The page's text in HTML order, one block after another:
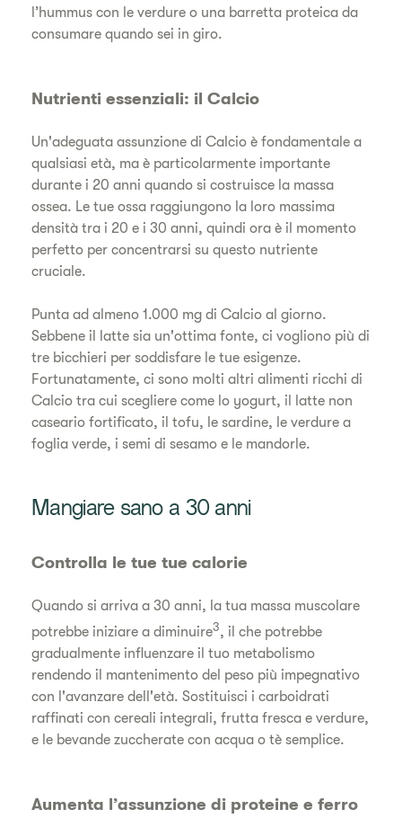
l’hummus con le verdure o una barretta proteica da
consumare quando sei in giro.
Nutrienti essenziali: il Calcio
Un'adeguata assunzione di Calcio è fondamentale a
qualsiasi età, ma è particolarmente importante
durante i 20 anni quando si costruisce la massa
ossea. Le tue ossa raggiungono la loro massima
densità tra i 20 e i 30 anni, quindi ora è il momento
perfetto per concentrarsi su questo nutriente
cruciale.
Punta ad almeno 1.000 mg di Calcio al giorno.
Sebbene il latte sia un'ottima fonte, ci vogliono più di
tre bicchieri per soddisfare le tue esigenze.
Fortunatamente, ci sono molti altri alimenti ricchi di
Calcio tra cui scegliere come lo yogurt, il latte non
caseario fortificato, il tofu, le sardine, le verdure a
foglia verde, i semi di sesamo e le mandorle.
Mangiare sano a 30 anni
Controlla le tue tue calorie
Quando si arriva a 30 anni, la tua massa muscolare
potrebbe iniziare a diminuire3, il che potrebbe
gradualmente influenzare il tuo metabolismo
rendendo il mantenimento del peso più impegnativo
con l'avanzare dell'età. Sostituisci i carboidrati
raffinati con cereali integrali, frutta fresca e verdure,
e le bevande zuccherate con acqua o tè semplice.
Aumenta l’assunzione di proteine e ferro